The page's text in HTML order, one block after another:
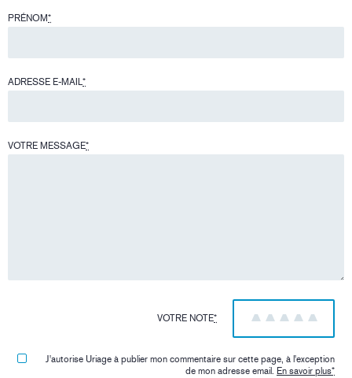
PRÉNOM*
ADRESSE E-MAIL*
VOTRE MESSAGE*
VOTRE NOTE* 5
4
3
2
1
J'autorise Uriage à publier mon commentaire sur cette page, à l'exception
de mon adresse email. En savoir plus*